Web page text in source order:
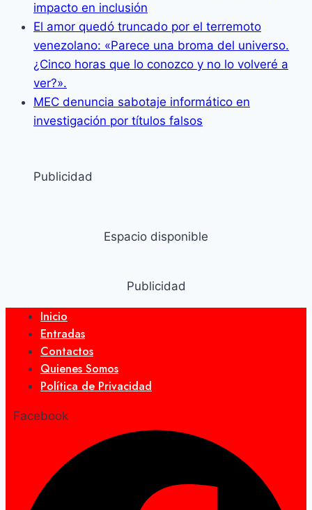
impacto en inclusión
El amor quedó truncado por el terremoto
venezolano: «Parece una broma del universo.
¿Cinco horas que lo conozco y no lo volveré a
ver?».
MEC denuncia sabotaje informático en
investigación por títulos falsos
Publicidad
Espacio disponible
Publicidad
Inicio
Entradas
Contactos
Quienes Somos
Política de Privacidad
Facebook